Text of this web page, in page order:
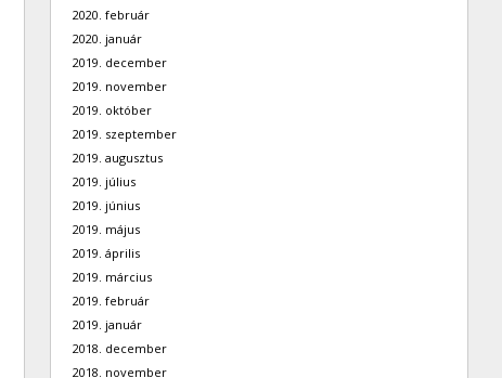
2020. február
2020. január
2019. december
2019. november
2019. október
2019. szeptember
2019. augusztus
2019. július
2019. június
2019. május
2019. április
2019. március
2019. február
2019. január
2018. december
2018. november